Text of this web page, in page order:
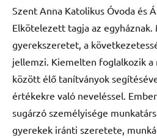
Szent Anna Katolikus Óvoda és
Elkötelezett tagja az egyháznak.
gyerekszeretet, a
jellemzi. Kiemelten foglalkozik
között élő tanítványok
értékekre való neveléssel.
sugárzó személyisége
gyerekek iránti szeretete,